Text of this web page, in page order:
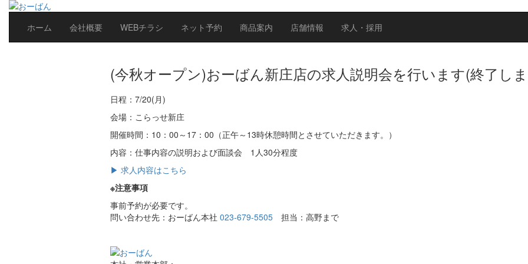
ホーム 会社概要 WEBチラシ ネット予約 商品案内 店舗情報 求人・採用
(今秋オープン)おーばん新庄店の求人説明会を行います(終了し
日程：7/20(月)
会場：こらっせ新庄
開催時間：10：00～17：00（正午～13時休憩時間とさせていただきます。）
内容：仕事内容の説明および面談会 1人30分程度
▶ 求人内容はこちら
※注意事項
事前予約が必要です。
問い合わせ先：おーばん本社 023-679-5505 担当：高野まで